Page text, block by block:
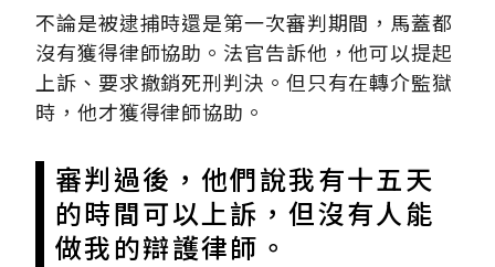
不論是被逮捕時還是第一次審判期間，馬蓋都
沒有獲得律師協助。法官告訴他，他可以提起
上訴、要求撤銷死刑判決。但只有在轉介監獄
時，他才獲得律師協助。
審判過後，他們說我有十五天
的時間可以上訴，但沒有人能
做我的辯護律師。